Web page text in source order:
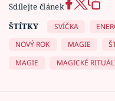
Sdílejte článek
ŠTÍTKY
SVÍČKA
NOVÝ ROK
MAGIE
MAGIE
MAGICKÉ